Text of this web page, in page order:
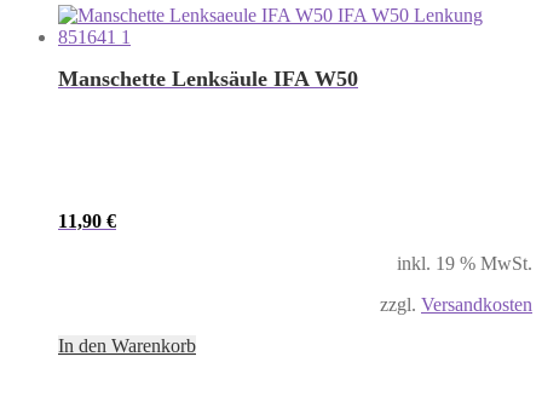
Manschette Lenksäule IFA W50
11,90 €
inkl. 19 % MwSt.
zzgl. Versandkosten
In den Warenkorb